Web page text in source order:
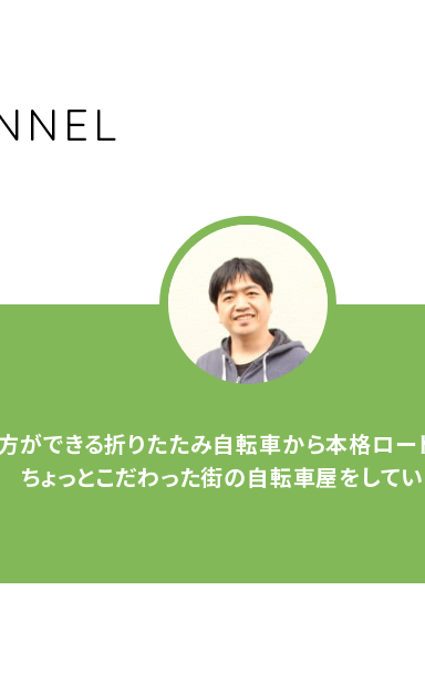
ができる折りたたみ自転車から本格ロー
ちょっとこだわった街の自転車屋をしてい